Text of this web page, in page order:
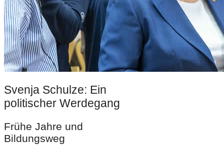
Svenja Schulze: Ein
politischer Werdegang
Frühe Jahre und
Bildungsweg